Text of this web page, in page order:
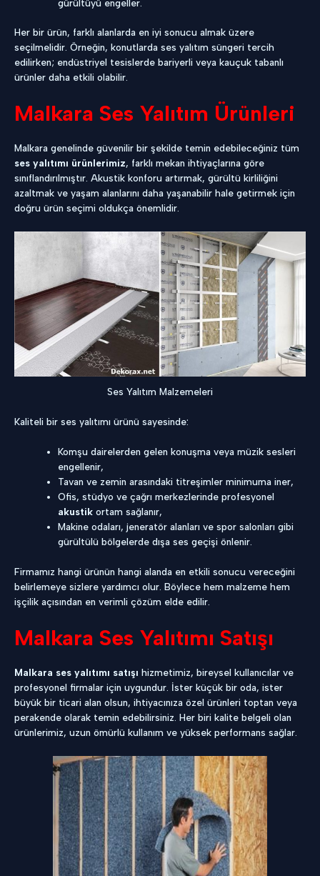
gürültüyü engeller.
Her bir ürün, farklı alanlarda en iyi sonucu almak üzere
seçilmelidir. Örneğin, konutlarda ses yalıtım süngeri tercih
edilirken; endüstriyel tesislerde bariyerli veya kauçuk tabanlı
ürünler daha etkili olabilir.
Malkara Ses Yalıtım Ürünleri
Malkara genelinde güvenilir bir şekilde temin edebileceğiniz tüm
ses yalıtımı ürünlerimiz, farklı mekan ihtiyaçlarına göre
sınıflandırılmıştır. Akustik konforu artırmak, gürültü kirliliğini
azaltmak ve yaşam alanlarını daha yaşanabilir hale getirmek için
doğru ürün seçimi oldukça önemlidir.
Ses Yalıtım Malzemeleri
Kaliteli bir ses yalıtımı ürünü sayesinde:
Komşu dairelerden gelen konuşma veya müzik sesleri
engellenir,
Tavan ve zemin arasındaki titreşimler minimuma iner,
Ofis, stüdyo ve çağrı merkezlerinde profesyonel
akustik ortam sağlanır,
Makine odaları, jeneratör alanları ve spor salonları gibi
gürültülü bölgelerde dışa ses geçişi önlenir.
Firmamız hangi ürünün hangi alanda en etkili sonucu vereceğini
belirlemeye sizlere yardımcı olur. Böylece hem malzeme hem
işçilik açısından en verimli çözüm elde edilir.
Malkara Ses Yalıtımı Satışı
Malkara ses yalıtımı satışı hizmetimiz, bireysel kullanıcılar ve
profesyonel firmalar için uygundur. İster küçük bir oda, ister
büyük bir ticari alan olsun, ihtiyacınıza özel ürünleri toptan veya
perakende olarak temin edebilirsiniz. Her biri kalite belgeli olan
ürünlerimiz, uzun ömürlü kullanım ve yüksek performans sağlar.